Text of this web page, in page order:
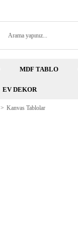
MDF TABLO
EV DEKOR
Kanvas Tablolar